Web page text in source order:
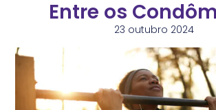
Entre os
23 outubro 2024